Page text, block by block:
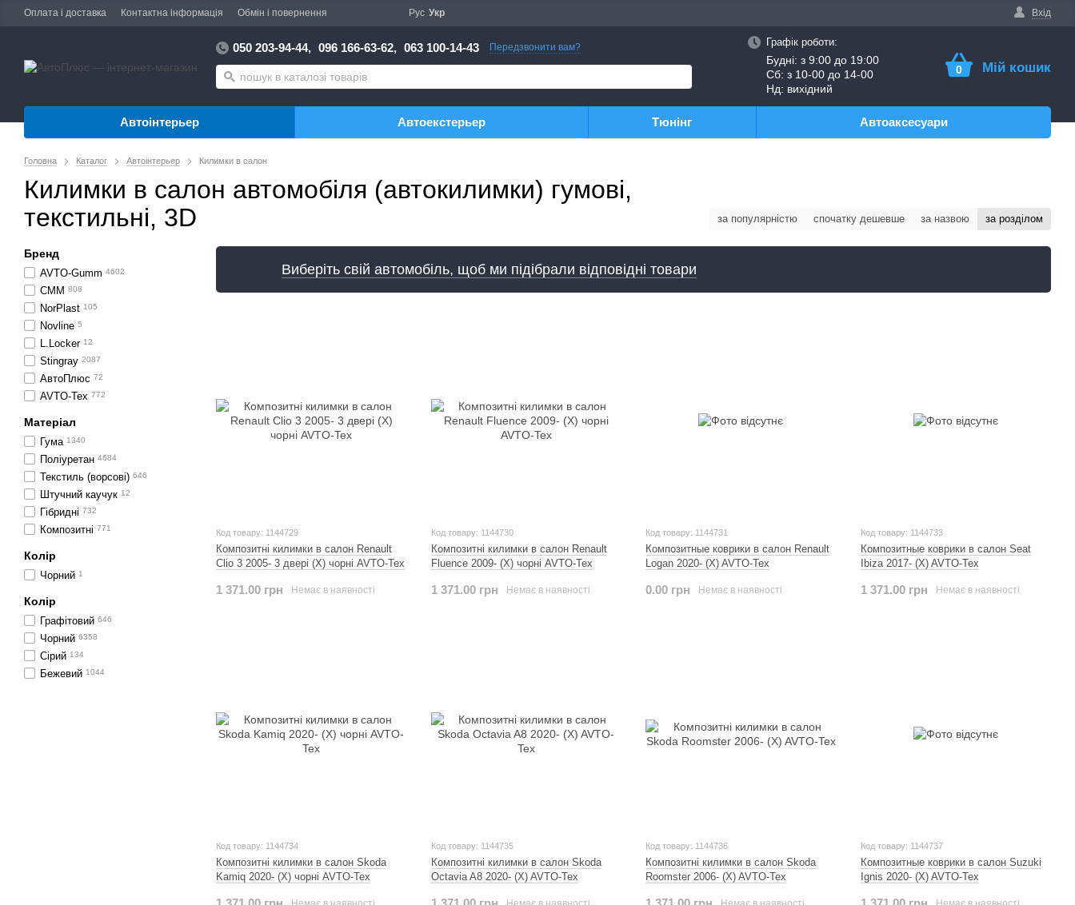
Оплата і доставка Контактна інформація Обмін і повернення Вхід
Рус Укр
050 203-94-44, 096 166-63-62, 063 100-14-43 Передзвонити вам? Графік роботи:
Будні: з 9:00 до 19:00
Сб: з 10-00 до 14-00
Нд: вихідний
0 Мій кошик
Автоінтерьер Автоекстерьер Тюнінг Автоаксесуари
Головна Каталог Автоінтерьер Килимки в салон
Килимки в салон автомобіля (автокилимки) гумові,
текстильні, 3D
за популярністю спочатку дешевше за назвою за розділом
Виберіть свій автомобіль, щоб ми підібрали відповідні товари
Код товару: 1144729
Композитні килимки в салон Renault
Clio 3 2005- 3 двері (X) чорні AVTO-Tex
1 371.00 грн Немає в наявності
Код товару: 1144730
Композитні килимки в салон Renault
Fluence 2009- (X) чорні AVTO-Tex
1 371.00 грн Немає в наявності
Код товару: 1144731
Композитные коврики в салон Renault
Logan 2020- (X) AVTO-Tex
0.00 грн Немає в наявності
Код товару: 1144733
Композитные коврики в салон Seat
Ibiza 2017- (X) AVTO-Tex
1 371.00 грн Немає в наявності
Код товару: 1144734
Композитні килимки в салон Skoda
Kamiq 2020- (X) чорні AVTO-Tex
Код товару: 1144735
Композитні килимки в салон Skoda
Octavia A8 2020- (X) AVTO-Tex
Код товару: 1144736
Композитні килимки в салон Skoda
Roomster 2006- (X) AVTO-Tex
Код товару: 1144737
Композитные коврики в салон Suzuki
Ignis 2020- (X) AVTO-Tex
Бренд
AVTO-Gumm 4602
CMM 808
NorPlast 105
Novline 5
L.Locker 12
Stingray 2087
АвтоПлюс 72
AVTO-Tex 772
Матеріал
Гума 1340
Поліуретан 4684
Текстиль (ворсові) 646
Штучний каучук 12
Гібридні 732
Композитні 771
Колір
Чорний 1
Колір
Графітовий 646
Чорний 6358
Сірий 134
Бежевий 1044